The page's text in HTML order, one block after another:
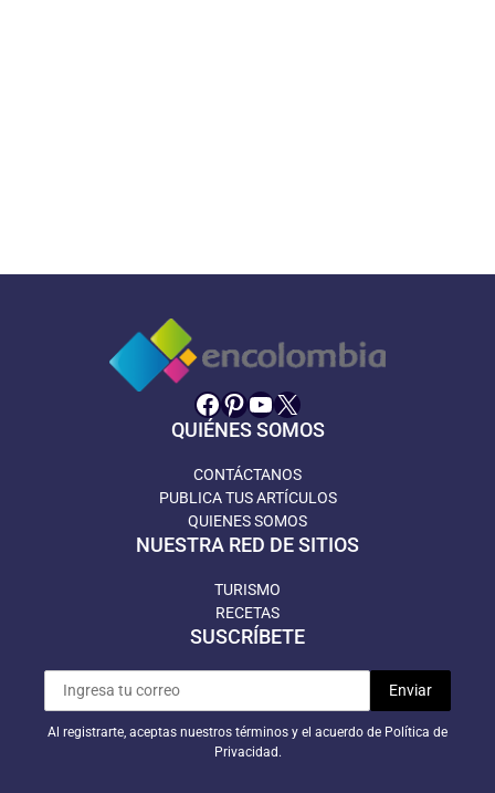
Facebook
Pinterest
YouTube
X
QUIÉNES SOMOS
CONTÁCTANOS
PUBLICA TUS ARTÍCULOS
QUIENES SOMOS
NUESTRA RED DE SITIOS
TURISMO
RECETAS
SUSCRÍBETE
Al registrarte, aceptas nuestros términos y el acuerdo de Política de
Privacidad.